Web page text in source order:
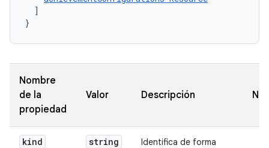
]
}
Nombre
de la
propiedad
Valor Descripción
kind string
Identifica de forma